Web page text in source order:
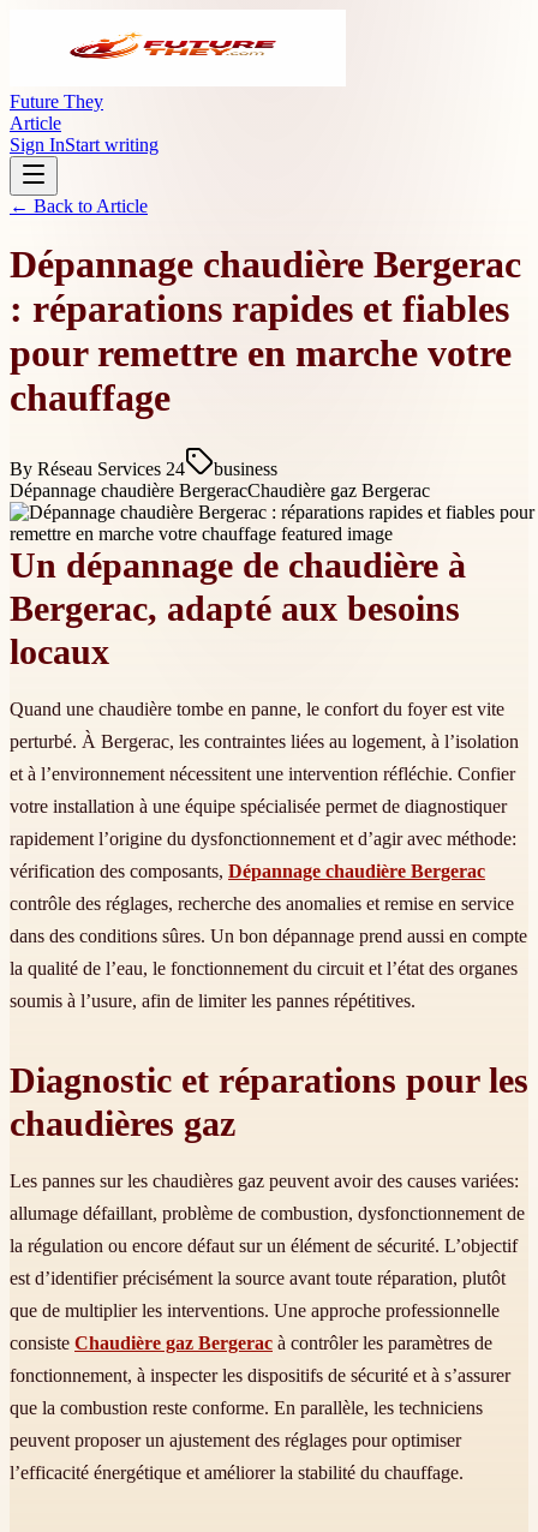
Future They
Article
Sign InStart writing
← Back to Article
Dépannage chaudière Bergerac
: réparations rapides et fiables
pour remettre en marche votre
chauffage
By Réseau Services 24
business
Dépannage chaudière BergeracChaudière gaz Bergerac
Un dépannage de chaudière à
Bergerac, adapté aux besoins
locaux
Quand une chaudière tombe en panne, le confort du foyer est vite
perturbé. À Bergerac, les contraintes liées au logement, à l’isolation
et à l’environnement nécessitent une intervention réfléchie. Confier
votre installation à une équipe spécialisée permet de diagnostiquer
rapidement l’origine du dysfonctionnement et d’agir avec méthode:
vérification des composants, Dépannage chaudière Bergerac
contrôle des réglages, recherche des anomalies et remise en service
dans des conditions sûres. Un bon dépannage prend aussi en compte
la qualité de l’eau, le fonctionnement du circuit et l’état des organes
soumis à l’usure, afin de limiter les pannes répétitives.
Diagnostic et réparations pour les
chaudières gaz
Les pannes sur les chaudières gaz peuvent avoir des causes variées:
allumage défaillant, problème de combustion, dysfonctionnement de
la régulation ou encore défaut sur un élément de sécurité. L’objectif
est d’identifier précisément la source avant toute réparation, plutôt
que de multiplier les interventions. Une approche professionnelle
consiste Chaudière gaz Bergerac à contrôler les paramètres de
fonctionnement, à inspecter les dispositifs de sécurité et à s’assurer
que la combustion reste conforme. En parallèle, les techniciens
peuvent proposer un ajustement des réglages pour optimiser
l’efficacité énergétique et améliorer la stabilité du chauffage.